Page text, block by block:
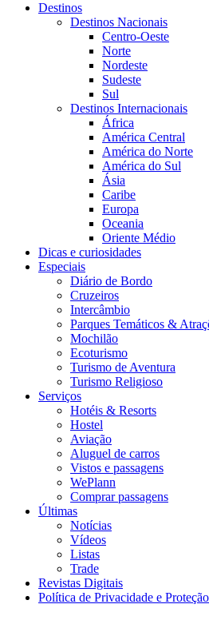
Destinos
Destinos Nacionais
Centro-Oeste
Norte
Nordeste
Sudeste
Sul
Destinos Internacionais
África
América Central
América do Norte
América do Sul
Ásia
Caribe
Europa
Oceania
Oriente Médio
Dicas e curiosidades
Especiais
Diário de Bordo
Cruzeiros
Intercâmbio
Parques Temáticos &
Mochilão
Ecoturismo
Turismo de Aventura
Turismo Religioso
Serviços
Hotéis & Resorts
Hostel
Aviação
Aluguel de carros
Vistos e passagens
WePlann
Comprar passagens
Últimas
Notícias
Vídeos
Listas
Trade
Revistas Digitais
Política de Privacidade e